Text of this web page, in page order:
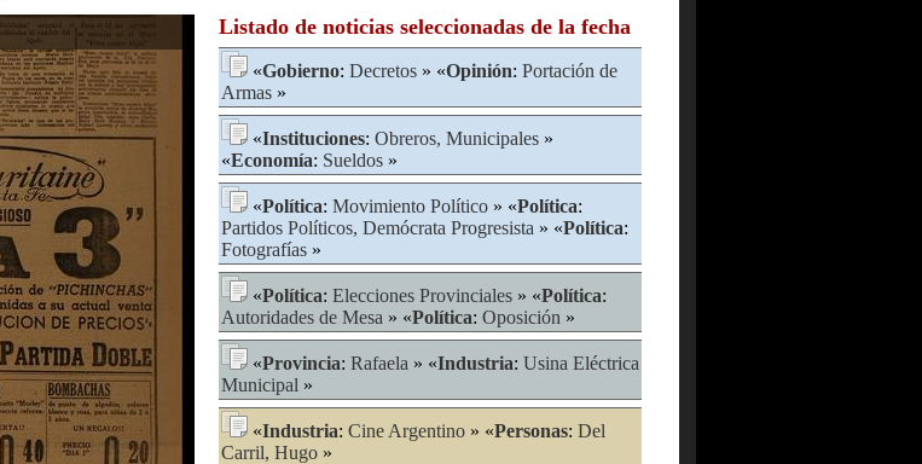
Listado de noticias seleccionadas de la fecha
«Gobierno: Decretos » «Opinión: Portación de
Armas »
«Instituciones: Obreros, Municipales »
«Economía: Sueldos »
«Política: Movimiento Político » «Política:
Partidos Políticos, Demócrata Progresista » «Política:
Fotografías »
«Política: Elecciones Provinciales » «Política:
Autoridades de Mesa » «Política: Oposición »
«Provincia: Rafaela » «Industria: Usina Eléctrica
Municipal »
«Industria: Cine Argentino » «Personas: Del
Carril, Hugo »